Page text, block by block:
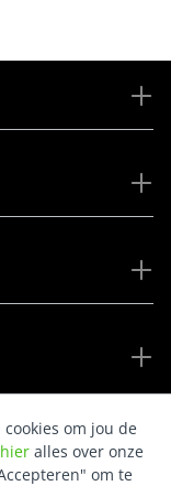
om jou de
hier alles over onze
om te